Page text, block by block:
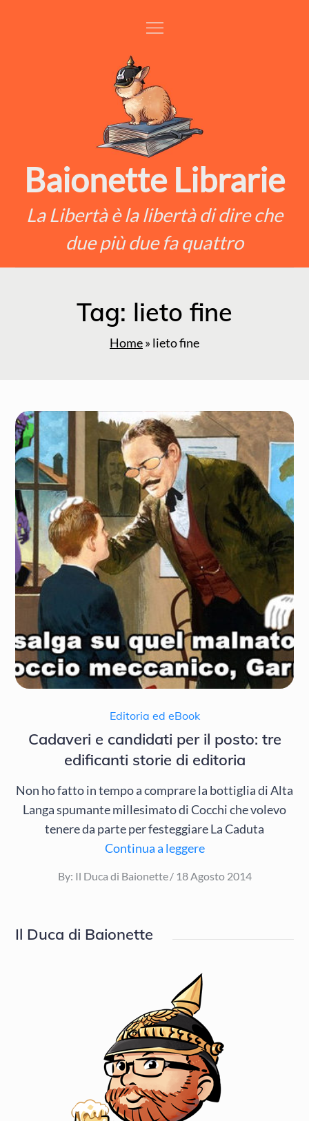
Baionette Librarie
La Libertà è la libertà di dire che
due più due fa quattro
Tag: lieto fine
Home» lieto fine
Editoria ed eBook
Cadaveri e candidati per il posto: tre
edificanti storie di editoria
Non ho fatto in tempo a comprare la bottiglia di Alta
Langa spumante millesimato di Cocchi che volevo
tenere da parte per festeggiare La Caduta
Continua a leggere
By: Il Duca di Baionette
Posted
18 Agosto 2014
Il Duca di Baionette